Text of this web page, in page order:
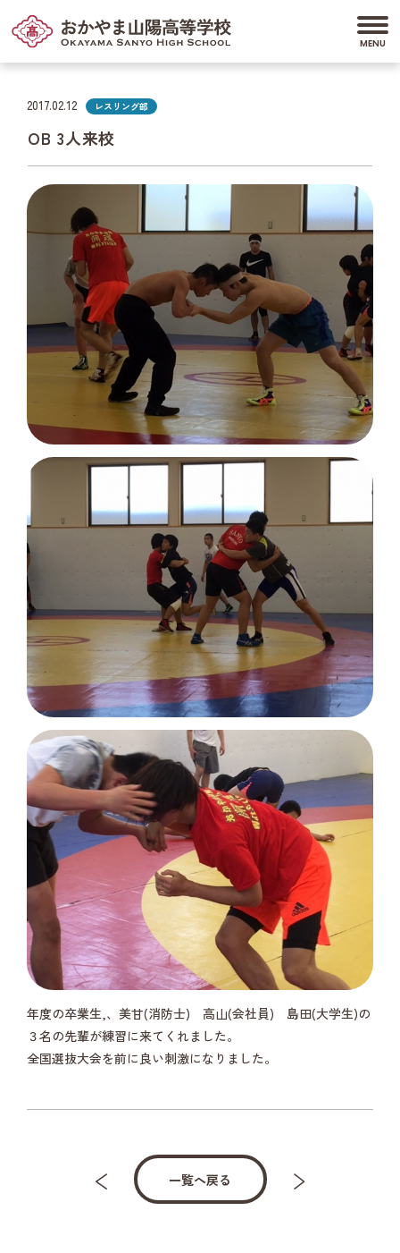
2017.02.12 レスリング部
OB 3人来校
年度の卒業生,、美甘(消防士) 高山(会社員) 島田(大学生)の
３名の先輩が練習に来てくれました。
全国選抜大会を前に良い刺激になりました。
一覧へ戻る